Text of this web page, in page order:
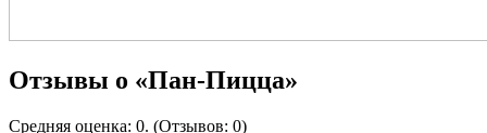
Отзывы о «Пан-Пицца»
Средняя оценка: 0. (Отзывов: 0)